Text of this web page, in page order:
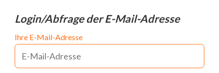
Login/Abfrage der E-Mail-Adresse
Ihre E-Mail-Adresse